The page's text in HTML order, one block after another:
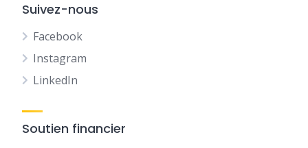
Suivez-nous
Facebook
Instagram
LinkedIn
Soutien financier